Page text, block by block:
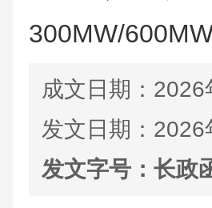
300MW/
成文日期： 2026
发文日期： 2026
发文字号： 长政